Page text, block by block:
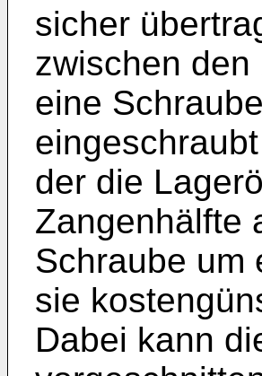
sicher
zwischen
eine
der die
Zangenhälfte
Schraube um
sie
Dabei kann